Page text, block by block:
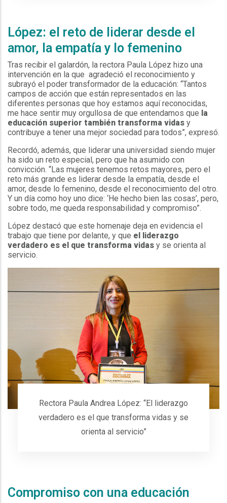
López: el reto de liderar desde el
amor, la empatía y lo femenino
Tras recibir el galardón, la rectora Paula López hizo una
intervención en la que agradeció el reconocimiento y
subrayó el poder transformador de la educación: “Tantos
campos de acción que están representados en las
diferentes personas que hoy estamos aquí reconocidas,
me hace sentir muy orgullosa de que entendamos que la
educación superior también transforma vidas y
contribuye a tener una mejor sociedad para todos”, expresó.
Recordó, además, que liderar una universidad siendo mujer
ha sido un reto especial, pero que ha asumido con
convicción. “Las mujeres tenemos retos mayores, pero el
reto más grande es liderar desde la empatía, desde el
amor, desde lo femenino, desde el reconocimiento del otro.
Y un día como hoy uno dice: ‘He hecho bien las cosas’, pero,
sobre todo, me queda responsabilidad y compromiso”.
López destacó que este homenaje deja en evidencia el
trabajo que tiene por delante, y que el liderazgo
verdadero es el que transforma vidas y se orienta al
servicio.
Rectora Paula Andrea López: “El liderazgo
verdadero es el que transforma vidas y se
orienta al servicio”
Compromiso con una educación